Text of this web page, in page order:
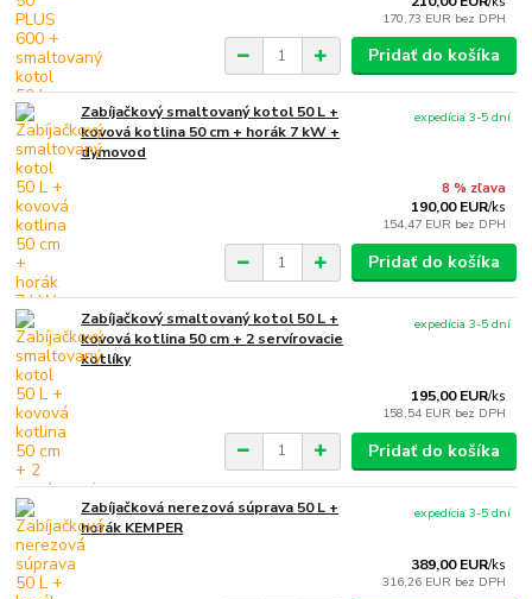
170,73 EUR bez DPH
Pridať do košíka
Zabíjačkový smaltovaný kotol 50 L +
kovová kotlina 50 cm + horák 7 kW +
dymovod
8 % zľava
190,00 EUR/ks
154,47 EUR bez DPH
expedícia 3-5 dní
Pridať do košíka
Zabíjačkový smaltovaný kotol 50 L +
kovová kotlina 50 cm + 2 servírovacie
kotlíky
195,00 EUR/ks
158,54 EUR bez DPH
expedícia 3-5 dní
Pridať do košíka
Zabíjačková nerezová súprava 50 L +
horák KEMPER
389,00 EUR/ks
316,26 EUR bez DPH
expedícia 3-5 dní